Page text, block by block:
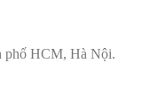
phố HCM, Hà Nội.